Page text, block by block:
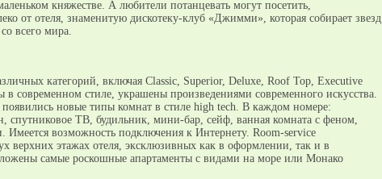
княжестве. А любители потанцевать могут посетить,
от отеля, знаменитую дискотеку-клуб «Джимми», которая собирает звезд
всего мира.
категорий, включая Classic, Superior, Deluxe, Roof Top, Executive
современном стиле, украшены произведениями современного искусства.
новые типы комнат в стиле high tech. В каждом номере:
спутниковое ТВ, будильник, мини-бар, сейф, ванная комната с феном,
Имеется возможность подключения к Интернету. Room-service
верхних этажах отеля, эксклюзивных как в оформлении, так и в
самые роскошные апартаменты с видами на море или Монако